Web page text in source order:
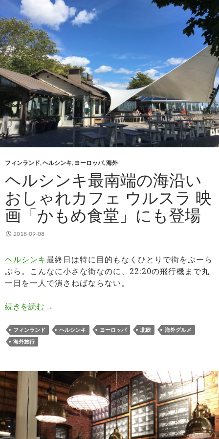
フィンランド,ヘルシンキ, ヨーロッパ,海外
ヘルシンキ最南端の海沿い
おしゃれカフェ ウルスラ 映
画「かもめ食堂」にも登場
2018-09-08
ヘルシンキ最終日は特に目的もなくひとりで街をぶーら
ぶら。こんなに小さな街なのに、22:20の飛行機まで丸
一日を一人で潰さねばならない。
続きを読む ヘルシンキ最南端の海沿いおしゃれカフェ ウル
→
フィンランド ヘルシンキ ヨーロッパ 北欧
海外グルメ
海外旅行